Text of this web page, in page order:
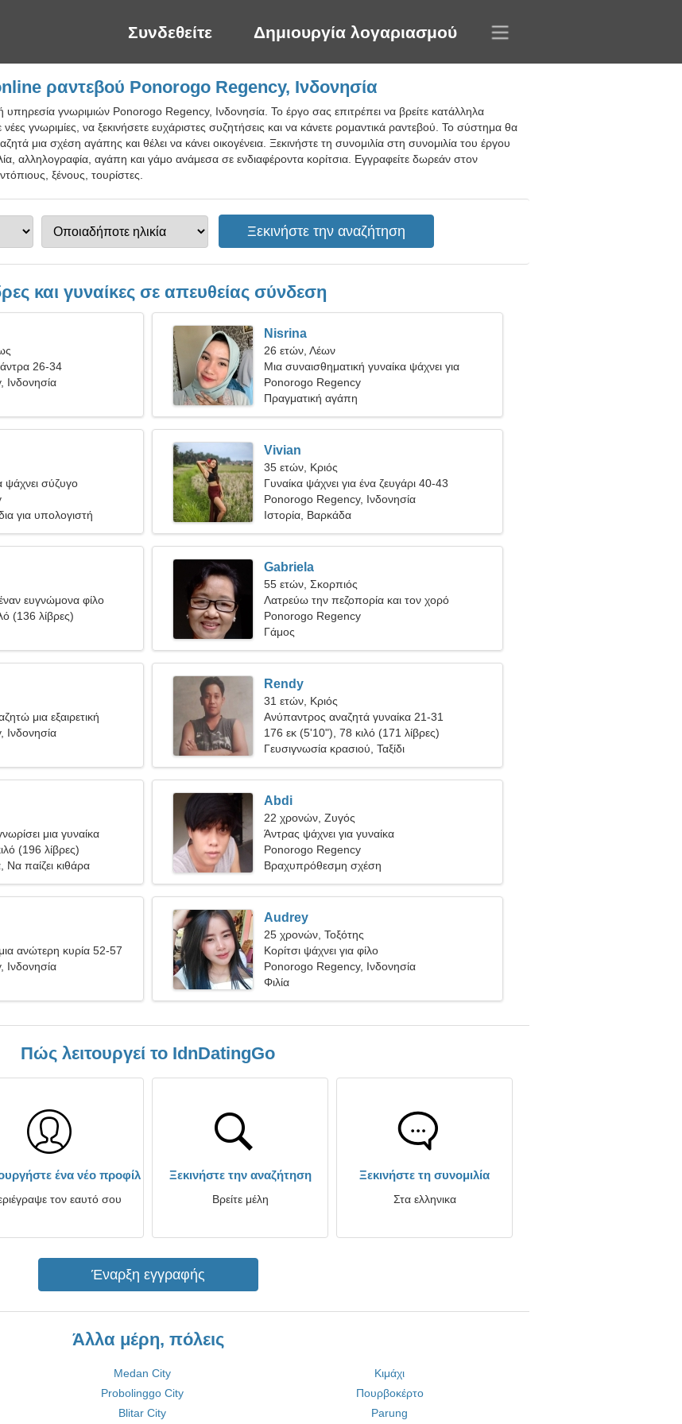
Συνδεθείτε Δημιουργία λογαριασμού
ραντεβού Ponorogo Regency, Ινδονησία
υπηρεσία γνωριμιών Ponorogo Regency, Ινδονησία. Το έργο σας επιτρέπει να βρείτε κατάλληλα
νέες γνωριμίες, να ξεκινήσετε ευχάριστες συζητήσεις και να κάνετε ρομαντικά ραντεβού. Το σύστημα θα
μια σχέση αγάπης και θέλει να κάνει οικογένεια. Ξεκινήστε τη συνομιλία στη συνομιλία του έργου
αλληλογραφία, αγάπη και γάμο ανάμεσα σε ενδιαφέροντα κορίτσια. Εγγραφείτε δωρεάν στον
ξένους, τουρίστες.
και γυναίκες σε απευθείας σύνδεση
άντρα 26-34
Nisrina
26 ετών, Λέων
Μια συναισθηματική γυναίκα ψάχνει για
κάποιον σαν εσάς
Ponorogo Regency
Πραγματική αγάπη
ψάχνει σύζυγο
για υπολογιστή
Vivian
35 ετών, Κριός
Γυναίκα ψάχνει για ένα ζευγάρι 40-43
Ponorogo Regency, Ινδονησία
Ιστορία, Βαρκάδα
ευγνώμονα φίλο
(136 λίβρες)
Gabriela
55 ετών, Σκορπιός
Λατρεύω την πεζοπορία και τον χορό
Ponorogo Regency
Γάμος
μια εξαιρετική
Rendy
31 ετών, Κριός
Ανύπαντρος αναζητά γυναίκα 21-31
176 εκ (5'10"), 78 κιλό (171 λίβρες)
Γευσιγνωσία κρασιού, Ταξίδι
μια γυναίκα
(196 λίβρες)
Να παίζει κιθάρα
Abdi
22 χρονών, Ζυγός
Άντρας ψάχνει για γυναίκα
Ponorogo Regency
Βραχυπρόθεσμη σχέση
ανώτερη κυρία 52-57
Audrey
25 χρονών, Τοξότης
Κορίτσι ψάχνει για φίλο
Ponorogo Regency, Ινδονησία
Φιλία
Πώς λειτουργεί το IdnDatingGo
ένα νέο προφίλ
τον εαυτό σου
Ξεκινήστε την αναζήτηση
Βρείτε μέλη
Ξεκινήστε τη συνομιλία
Στα ελληνικα
Έναρξη εγγραφής
Άλλα μέρη, πόλεις
Medan City
Κιμάχι
Probolinggo City
Πουρβοκέρτο
Blitar City Parung